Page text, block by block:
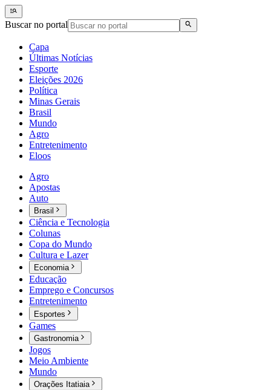
Buscar no portal
Capa
Últimas Notícias
Esporte
Eleições 2026
Política
Minas Gerais
Brasil
Mundo
Agro
Entretenimento
Eloos
Agro
Apostas
Auto
Brasil
Ciência e Tecnologia
Colunas
Copa do Mundo
Cultura e Lazer
Economia
Educação
Emprego e Concursos
Entretenimento
Esportes
Games
Gastronomia
Jogos
Meio Ambiente
Mundo
Orações Itatiaia